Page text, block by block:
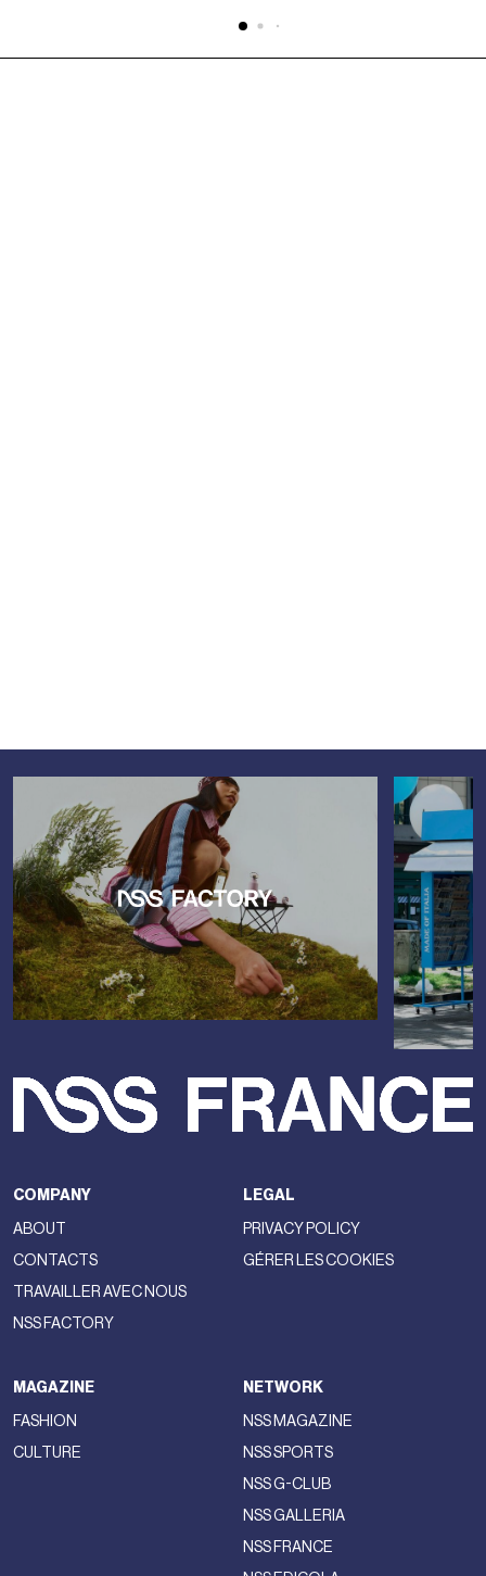
COMPANY
ABOUT
CONTACTS
TRAVAILLER AVEC NOUS
NSS FACTORY
LEGAL
PRIVACY POLICY
GÉRER LES COOKIES
MAGAZINE
FASHION
CULTURE
NETWORK
NSS MAGAZINE
NSS SPORTS
NSS G-CLUB
NSS GALLERIA
NSS FRANCE